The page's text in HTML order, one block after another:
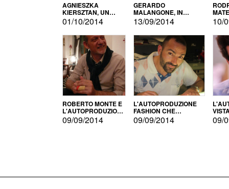
AGNIESZKA
KIERSZTAN, UN
MODELLO DI
AUTOPRODUZIONE
01/10/2014
GERARDO
MALANGONE, IN
GIURIA PER IL
CONCORSO
LETTERARIO
13/09/2014 10/
ROBERTO MONTE E
L'AUTOPRODUZIONE
CON IL CENSIMENTO
09/09/2014
L'AUTOPRODUZIONE
FASHION CHE
CONQUISTA GLI USA
09/09/2014 09/